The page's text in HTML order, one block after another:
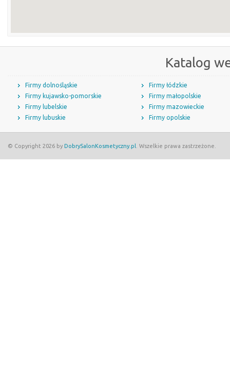
Katalog
Firmy dolnośląskie
Firmy kujawsko-pomorskie
Firmy lubelskie
Firmy lubuskie
Firmy łódzkie
Firmy małopolskie
Firmy mazowieckie
Firmy opolskie
© Copyright 2026 by DobrySalonKosmetyczny.pl . Wszelkie prawa zastrzeżone.